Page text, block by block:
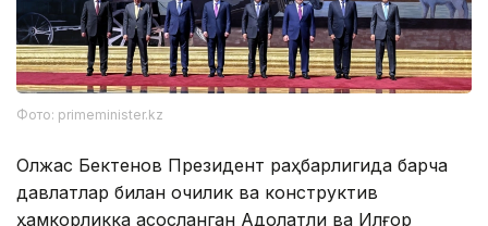
Фото: primeminister.kz
Олжас Бектенов Президент раҳбарлигида барча
давлатлар билан очиқлик ва конструктив
ҳамкорликка асосланган Адолатли ва Илғор